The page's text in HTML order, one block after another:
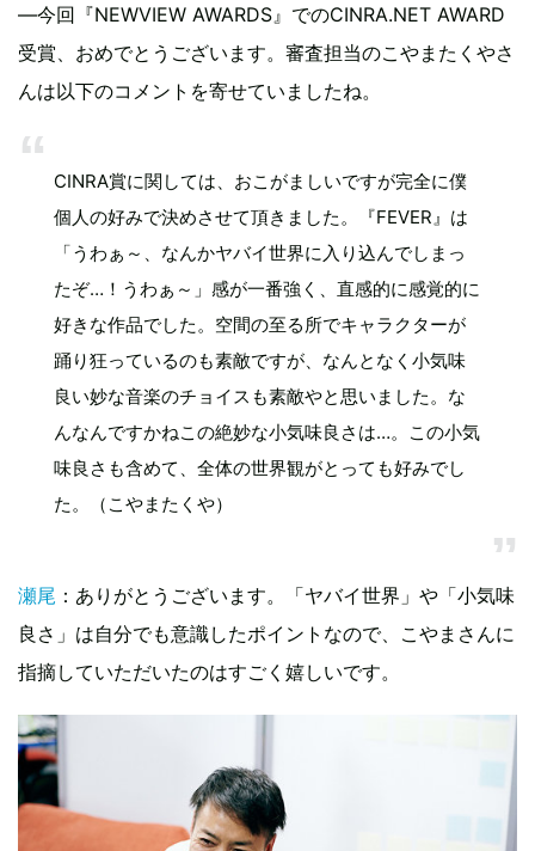
—今回『NEWVIEW AWARDS』でのCINRA.NET AWARD
受賞、おめでとうございます。審査担当のこやまたくやさ
んは以下のコメントを寄せていましたね。
CINRA賞に関しては、おこがましいですが完全に僕
個人の好みで決めさせて頂きました。『FEVER』は
「うわぁ～、なんかヤバイ世界に入り込んでしまっ
たぞ…！うわぁ～」感が一番強く、直感的に感覚的に
好きな作品でした。空間の至る所でキャラクターが
踊り狂っているのも素敵ですが、なんとなく小気味
良い妙な音楽のチョイスも素敵やと思いました。な
んなんですかねこの絶妙な小気味良さは…。この小気
味良さも含めて、全体の世界観がとっても好みでし
た。（こやまたくや）
瀬尾 ：ありがとうございます。「ヤバイ世界」や「小気味
良さ」は自分でも意識したポイントなので、こやまさんに
指摘していただいたのはすごく嬉しいです。